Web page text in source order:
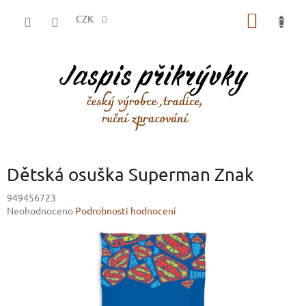
CZK
Dětská osuška Superman Znak
949456723
Průměrné
Neohodnoceno Podrobnosti hodnocení